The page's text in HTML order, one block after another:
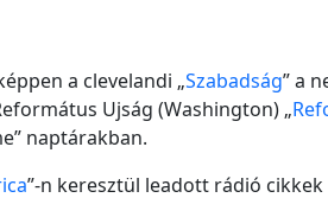
a clevelandi „Szabadság” a
Ujság (Washington) „
naptárakban.
”-n keresztül leadott rádió